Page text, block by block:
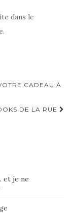
dans le
CADEAU À
DE LA RUE
et je ne